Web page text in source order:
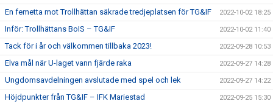
En femetta mot Trollhättan säkrade tredjeplatsen för TG&IF 2022-10-02 18:25
Inför: Trollhättans BoIS – TG&IF 2022-10-02 11:40
Tack för i år och välkommen tillbaka 2023! 2022-09-28 10:53
Elva mål när U-laget vann fjärde raka 2022-09-27 14:28
Ungdomsavdelningen avslutade med spel och lek 2022-09-27 14:22
Höjdpunkter från TG&IF – IFK Mariestad 2022-09-25 15:30